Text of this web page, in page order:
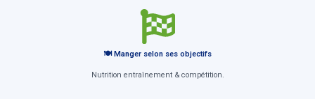
🍽 Manger selon ses objectifs
Nutrition entraînement & compétition.